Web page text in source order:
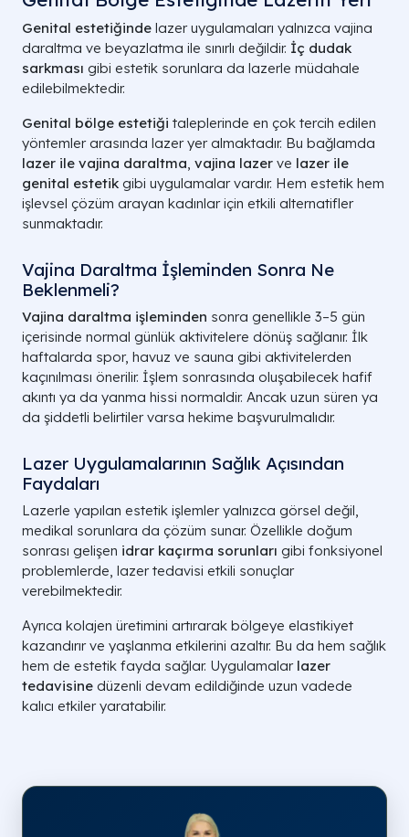
Genital estetiğinde lazer uygulamaları yalnızca vajina
daraltma ve beyazlatma ile sınırlı değildir. İç dudak
sarkması gibi estetik sorunlara da lazerle müdahale
edilebilmektedir.
Genital bölge estetiği taleplerinde en çok tercih edilen
yöntemler arasında lazer yer almaktadır. Bu bağlamda
lazer ile vajina daraltma vajina lazer ve lazer ile
genital estetik gibi uygulamalar vardır. Hem estetik hem
işlevsel çözüm arayan kadınlar için etkili alternatifler
sunmaktadır.
Vajina Daraltma İşleminden Sonra Ne
Beklenmeli?
Vajina daraltma işleminden sonra genellikle 3–5 gün
içerisinde normal günlük aktivitelere dönüş sağlanır. İlk
haftalarda spor, havuz ve sauna gibi aktivitelerden
kaçınılması önerilir. İşlem sonrasında oluşabilecek hafif
akıntı ya da yanma hissi normaldir. Ancak uzun süren ya
da şiddetli belirtiler varsa hekime başvurulmalıdır.
Lazer Uygulamalarının Sağlık Açısından
Faydaları
Lazerle yapılan estetik işlemler yalnızca görsel değil,
medikal sorunlara da çözüm sunar. Özellikle doğum
sonrası gelişen idrar kaçırma sorunları gibi fonksiyonel
problemlerde, lazer tedavisi etkili sonuçlar
verebilmektedir.
Ayrıca kolajen üretimini artırarak bölgeye elastikiyet
kazandırır ve yaşlanma etkilerini azaltır. Bu da hem sağlık
hem de estetik fayda sağlar. Uygulamalar lazer
tedavisine düzenli devam edildiğinde uzun vadede
kalıcı etkiler yaratabilir.